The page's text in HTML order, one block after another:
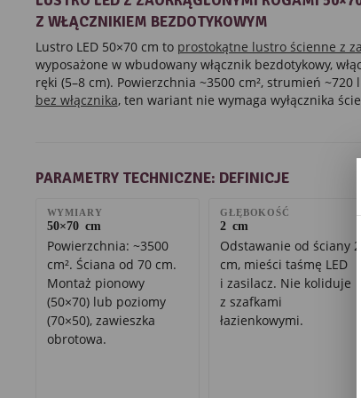
Z WŁĄCZNIKIEM BEZDOTYKOWYM
Lustro LED 50×70 cm to prostokątne lustro ścienne z
wyposażone w wbudowany włącznik bezdotykowy,
ręki (5–8 cm). Powierzchnia ~3500 cm², strumień
bez włącznika, ten wariant nie wymaga wyłącznika
PARAMETRY TECHNICZNE: DEFINICJE
WYMIARY
50×70 cm
Powierzchnia: ~3500
cm². Ściana od 70 cm.
Montaż pionowy
(50×70) lub poziomy
(70×50), zawieszka
obrotowa.
GŁĘBOKOŚĆ
2 cm
Odstawanie od ściany 2
cm, mieści taśmę LED
i zasilacz. Nie koliduje
z szafkami
łazienkowymi.